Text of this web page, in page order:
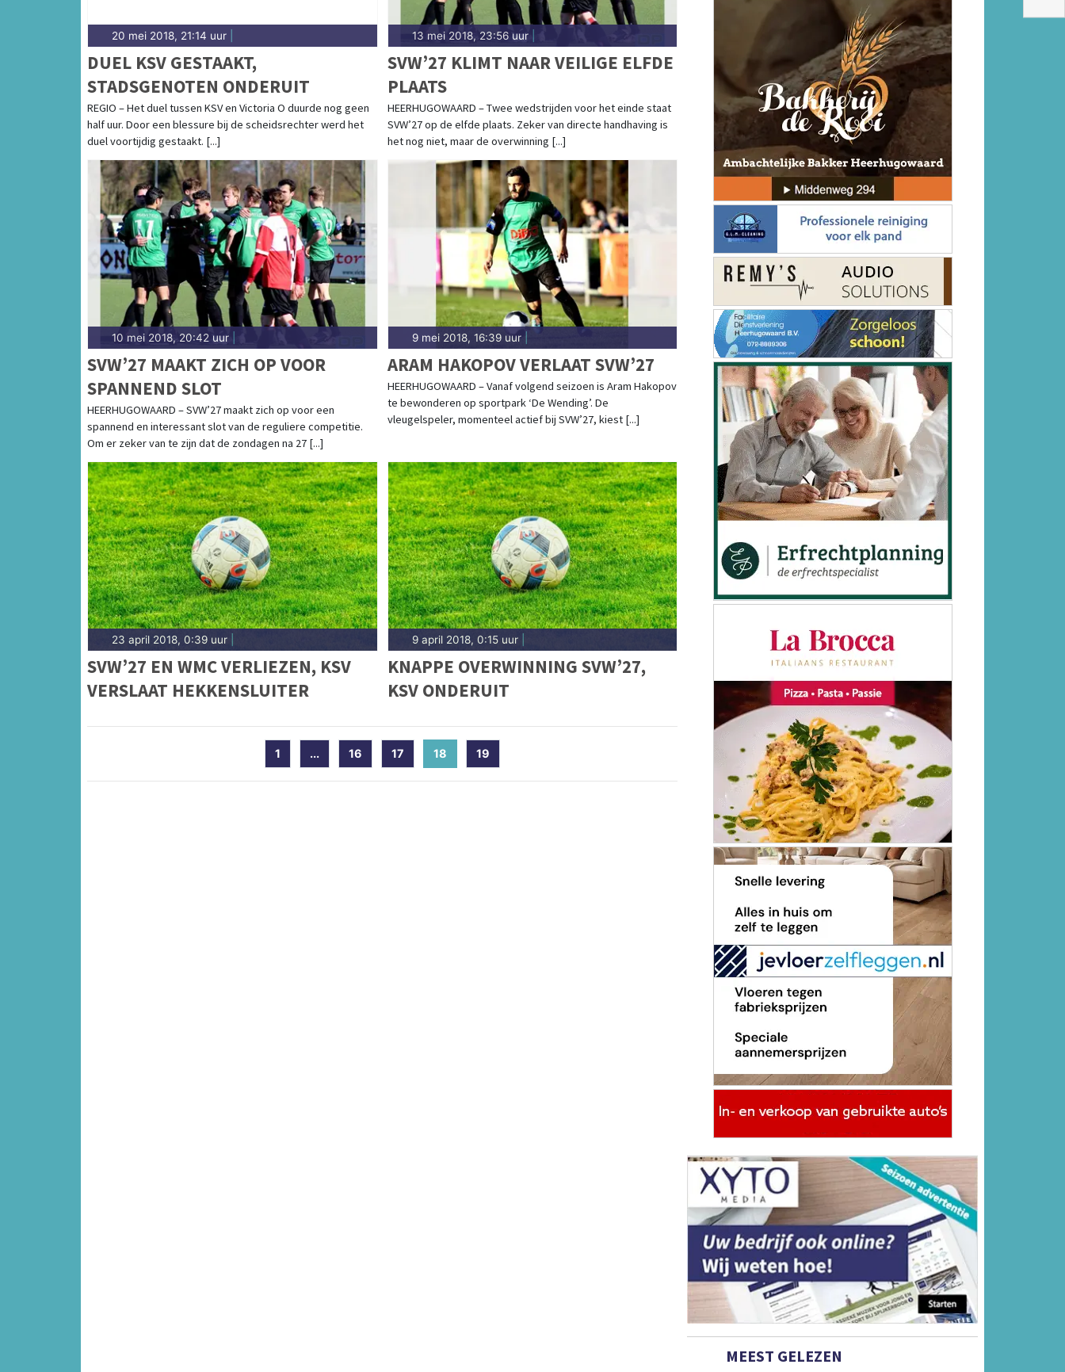
20 mei 2018, 21:14 uur
DUEL KSV GESTAAKT,
STADSGENOTEN ONDERUIT
REGIO – Het duel tussen KSV en Victoria O duurde nog geen
half uur. Door een blessure bij de scheidsrechter werd het
duel voortijdig gestaakt. [...]
13 mei 2018, 23:56 uur|
SVW’27 KLIMT NAAR VEILIGE ELFDE
PLAATS
HEERHUGOWAARD – Twee wedstrijden voor het einde staat
SVW’27 op de elfde plaats. Zeker van directe handhaving is
het nog niet, maar de overwinning [...]
10 mei 2018, 20:42 uur
SVW’27 MAAKT ZICH OP VOOR
SPANNEND SLOT
HEERHUGOWAARD – SVW’27 maakt zich op voor een
spannend en interessant slot van de reguliere competitie.
Om er zeker van te zijn dat de zondagen na 27 [...]
9 mei 2018, 16:39 uur|
ARAM HAKOPOV VERLAAT SVW’27
HEERHUGOWAARD – Vanaf volgend seizoen is Aram Hakopov
te bewonderen op sportpark ‘De Wending’. De
vleugelspeler, momenteel actief bij SVW’27, kiest [...]
23 april 2018, 0:39 uur
SVW’27 EN WMC VERLIEZEN, KSV
VERSLAAT HEKKENSLUITER
9 april 2018, 0:15 uur|
KNAPPE OVERWINNING SVW’27,
KSV ONDERUIT
1 ... 16 17 18 (current)
19
MEEST GELEZEN